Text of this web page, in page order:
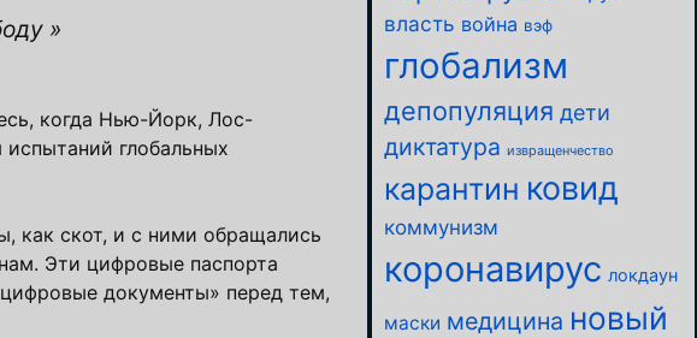
»
когда Нью-Йорк, Лос-
глобальных
как скот, и с ними обращались
Эти цифровые паспорта
документы» перед тем,
власть война вэф
глобализм
депопуляция дети
диктатура извращенчество
карантин ковид
коммунизм
коронавирус локдаун
маски медицина новый